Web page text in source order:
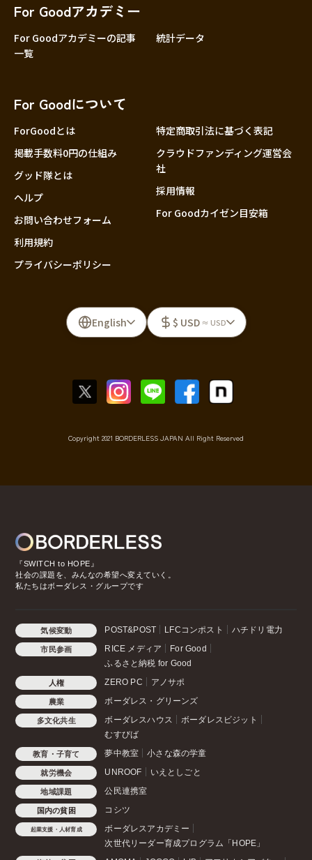
For Goodアカデミー
For Goodアカデミーの記事
一覧
統計データ
For Goodについて
ForGoodとは
掲載手数料0円の仕組み
グッド隊とは
ヘルプ
お問い合わせフォーム
利用規約
プライバシーポリシー
特定商取引法に基づく表記
クラウドファンディング運営会
社
採用情報
For Goodカイゼン目安箱
English $ USD ≈ USD
Copyright 2021 BORDERLESS JAPAN All Right Reserved
『SWITCH to HOPE』
社会の課題を、みんなの希望へ変えていく。
私たちはボーダレス・グループです
気候変動 POST&POST LFCコンポスト ハチドリ電力
市民参画 RICE メディア
For Good
ふるさと納税 for Good
人権 ZERO PC アノサポ
農業 ボーダレス・グリーンズ
多文化共生 ボーダレスハウス
ボーダレスビジット
むすびば
教育・子育て 夢中教室 小さな森の学童
就労機会 UNROOF いえとしごと
地域課題 公民連携室
国内の貧困 コシツ
起業支援・人材育成
ボーダレスアカデミー
次世代リーダー育成プログラム「HOPE」